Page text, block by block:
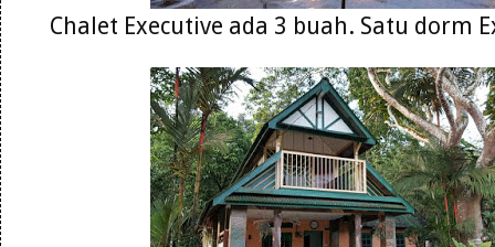
Chalet Executive ada 3 buah. Satu dorm